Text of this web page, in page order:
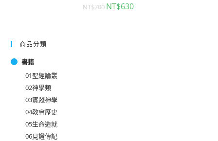
NT$700 NT$630
商品分類
書籍
01聖經論叢
02神學類
03實踐神學
04教會歷史
05生命造就
06見證傳記